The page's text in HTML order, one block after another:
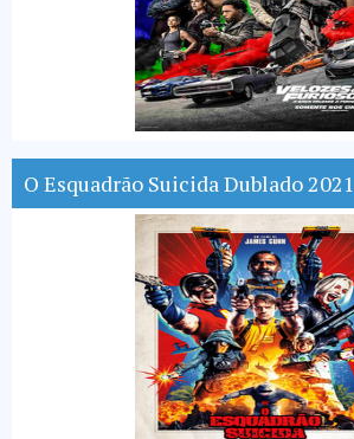
O Esquadrão Suicida Dublado 2021